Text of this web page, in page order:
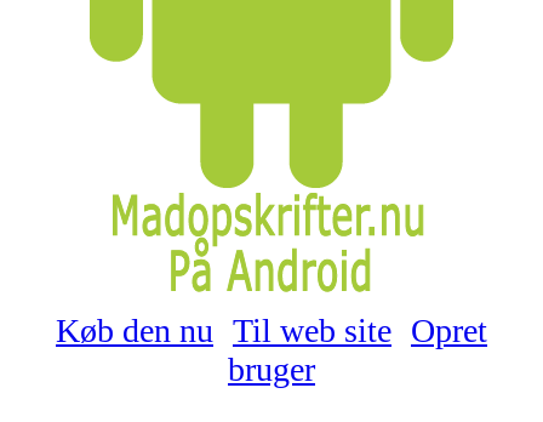
Køb den nu Til web site Opret
bruger